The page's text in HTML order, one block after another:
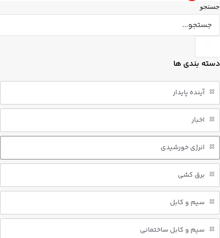
جستجو
دسته بندی ها
آینده پایدار
اخبار
انرژی خورشیدی
برق کشی
سیم و کابل
سیم و کابل ساختمانی